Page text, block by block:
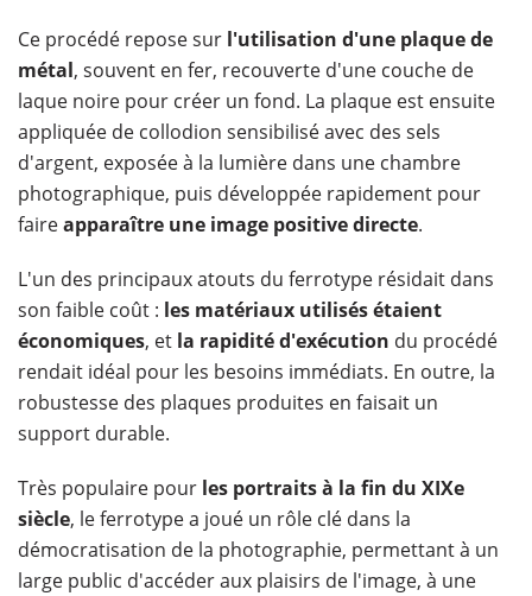
Ce procédé repose sur l'utilisation d'une plaque de
métal, souvent en fer, recouverte d'une couche de
laque noire pour créer un fond. La plaque est ensuite
appliquée de collodion sensibilisé avec des sels
d'argent, exposée à la lumière dans une chambre
photographique, puis développée rapidement pour
faireapparaître une image positive directe.
L'un des principaux atouts du ferrotype résidait dans
son faible coût : les matériaux utilisés étaient
économiques, et la rapidité d'exécution du procédé
rendait idéal pour les besoins immédiats. En outre, la
robustesse des plaques produites en faisait un
support durable.
Très populaire pour les portraits à la fin du XIXe
siècle, le ferrotype a joué un rôle clé dans la
démocratisation de la photographie, permettant à un
large public d'accéder aux plaisirs de l'image, à une